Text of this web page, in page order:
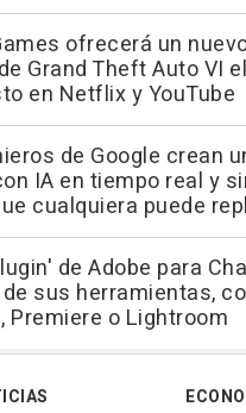
ofrecerá un
Grand Theft Auto VI
en Netflix y YouTube
de Google crean
IA en tiempo real y
cualquiera puede
de Adobe para
sus herramientas,
Premiere o Lightroom